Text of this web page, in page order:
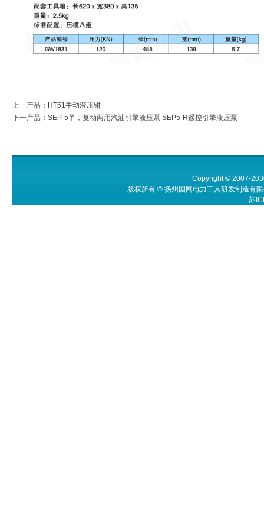
上一产品 ： HT51手动液压钳
下一产品 ： SEP-5单，复动两用汽油引擎液压泵 SEP5-R遥控引擎液压泵
Copyright © 2007-
版权所有 © 扬州国网电力工具研发制造有
苏